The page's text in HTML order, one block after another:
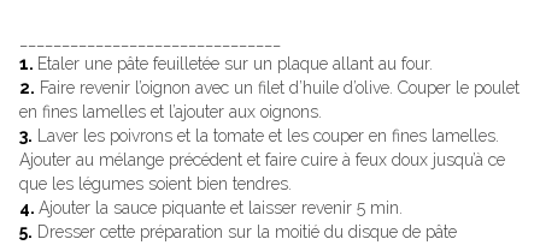
1. Etaler une pâte feuilletée sur un plaque allant au four.
2. Faire revenir l’oignon avec un filet d’huile d’olive. Couper le poulet
en fines lamelles et l’ajouter aux oignons.
3. Laver les poivrons et la tomate et les couper en fines lamelles.
Ajouter au mélange précédent et faire cuire à feux doux jusqu’à ce
que les légumes soient bien tendres.
4. Ajouter la sauce piquante et laisser revenir 5 min.
5. Dresser cette préparation sur la moitié du disque de pâte